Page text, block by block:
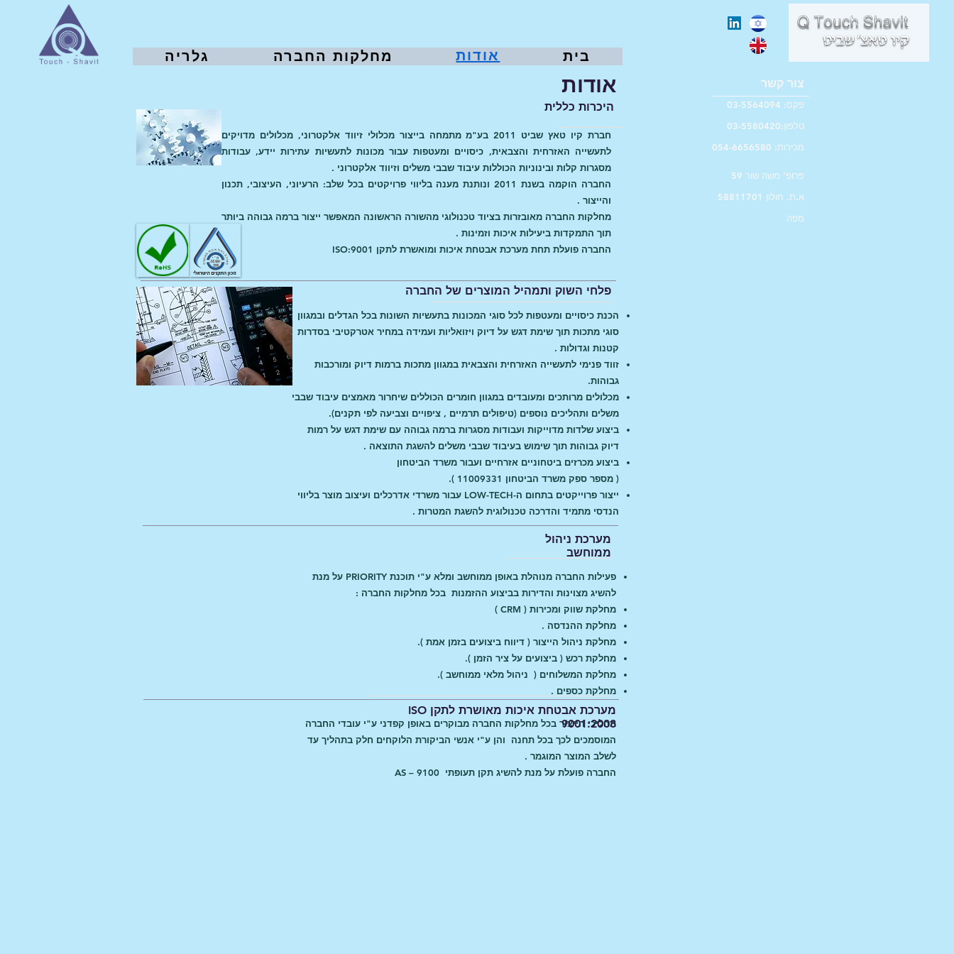
גלריה מחלקות החברה אודות בית
אודות
היכרות כללית
חברת קיו טאץ שביט 2011 בע"מ מתמחה בייצור מכלולי זיווד אלקטרוני, מכלולים מדויקים
לתעשייה האזרחית והצבאית, כיסויים ומעטפות עבור מכונות לתעשיות עתירות יידע, עבודות
מסגרות קלות ובינוניות הכוללות עיבוד שבבי משלים וזיווד אלקטרוני .
החברה הוקמה בשנת 2011 ונותנת מענה בליווי פרויקטים בכל שלב: הרעיוני, העיצובי, תכנון
והייצור .
מחלקות החברה מאובזרות בציוד טכנולוגי מהשורה הראשונה המאפשר ייצור ברמה גבוהה ביותר
תוך התמקדות ביעילות איכות וזמינות .
החברה פועלת תחת מערכת אבטחת איכות ומואשרת לתקן ISO:9001
פלחי השוק ותמהיל המוצרים של החברה
הכנת כיסויים ומעטפות לכל סוגי המכונות בתעשיות השונות בכל הגדלים ובמגוון
סוגי מתכות תוך שימת דגש על דיוק ויזואליות ועמידה במחיר אטרקטיבי בסדרות
קטנות וגדולות .
זווד פנימי לתעשייה האזרחית והצבאית במגוון מתכות ברמות דיוק ומורכבות
גבוהות.
מכלולים מרותכים ומעובדים במגוון חומרים הכוללים שיחרור מאמצים עיבוד שבבי
משלים ותהליכים נוספים (טיפולים תרמיים , ציפויים וצביעה לפי תקנים).
ביצוע שלדות מדוייקות ועבודות מסגרות ברמה גבוהה עם שימת דגש על רמות
דיוק גבוהות תוך שימוש בעיבוד שבבי משלים להשגת התוצאה .
ביצוע מכרזים ביטחוניים אזרחיים ועבור משרד הביטחון
( מספר ספק משרד הביטחון 11009331 ).
ייצור פרוייקטים בתחום ה-LOW-TECH עבור משרדי אדרכלים ועיצוב מוצר בליווי
הנדסי מתמיד והדרכה טכנולוגית להשגת המטרות .
מערכת ניהול
ממוחשב
פעילות החברה מנוהלת באופן ממוחשב ומלא ע"י תוכנת PRIORITY על מנת
להשיג מצוינות והדירות בביצוע ההזמנות בכל מחלקות החברה :
מחלקת שווק ומכירות ( CRM )
מחלקת ההנדסה .
מחלקת ניהול הייצור ( דיווח ביצועים בזמן אמת ).
מחלקת רכש ( ביצועים על ציר הזמן ).
מחלקת המשלוחים ( ניהול מלאי ממוחשב ).
מחלקת כספים .
תהליכי הייצור בכל מחלקות החברה מבוקרים באופן קפדני ע"י עובדי החברה
המוסמכים לכך בכל תחנה והן ע"י אנשי הביקורת הלוקחים חלק בתהליך עד
לשלב המוצר המוגמר .
החברה פועלת על מנת להשיג תקן תעופתי AS – 9100
מערכת אבטחת איכות מאושרת לתקן ISO
9001:2008
צור קשר
פקס: 03-5564094
טלפון:03-5580420
מכירות: 054-6656580
פרופ' משה שור 59
א.ת. חולון 58811701
מפה